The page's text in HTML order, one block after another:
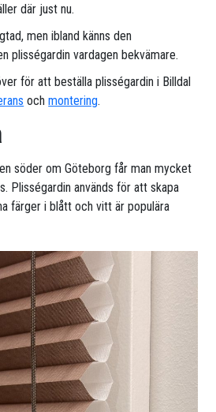
där just nu.
men ibland känns den
plisségardin vardagen bekvämare.
för att beställa plisségardin i Billdal
ochmontering.
söder om Göteborg får man mycket
Plisségardin används för att skapa
färger i blått och vitt är populära